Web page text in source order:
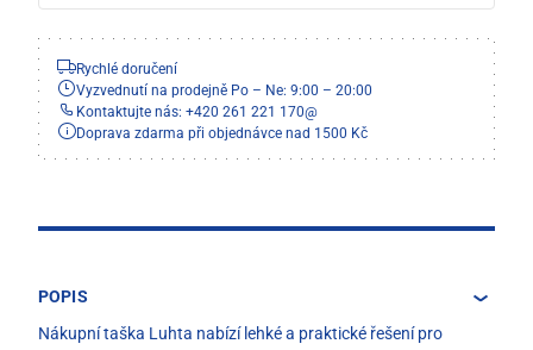
Rychlé doručení
Vyzvednutí na prodejně Po – Ne: 9:00 – 20:00
Kontaktujte nás: +420 261 221 170@
Doprava zdarma při objednávce nad 1500 Kč
POPIS
Nákupní taška Luhta nabízí lehké a praktické řešení pro